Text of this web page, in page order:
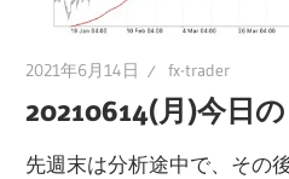
2021年6月14日 fx-trader
20210614(月)今日
先週末は分析途中で、その